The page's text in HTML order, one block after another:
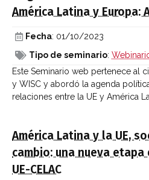
América Latina y Europa:
Fecha: 01/10/2023
Tipo de seminario:
Este Seminario web pertenece al
y WISC y abordó la agenda
relaciones entre la UE y América
América Latina y la UE,
cambio: una nueva
UE-CELAC